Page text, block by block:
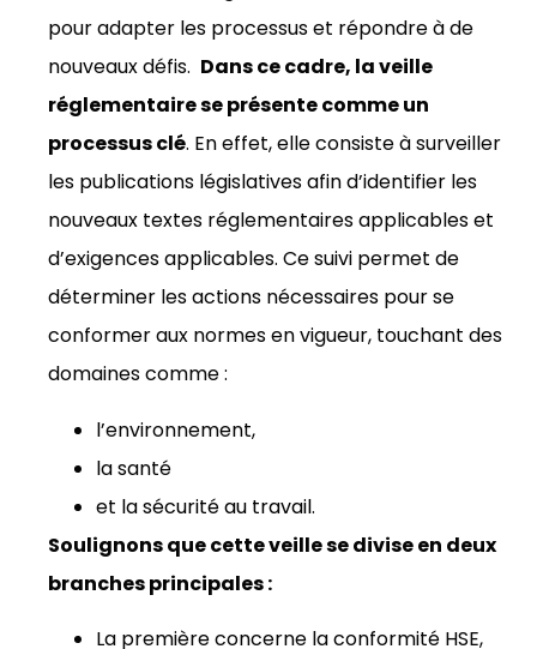
pour adapter les processus et répondre à de
nouveaux défis. Dans ce cadre, la veille
réglementaire se présente comme un
processus clé. En effet, elle consiste à surveiller
les publications législatives afin d’identifier les
nouveaux textes réglementaires applicables et
d’exigences applicables. Ce suivi permet de
déterminer les actions nécessaires pour se
conformer aux normes en vigueur, touchant des
domaines comme :
l’environnement,
la santé
et lasécurité au travail.
Soulignons que cette veille se divise en deux
branches principales :
La première concerne la conformité HSE,